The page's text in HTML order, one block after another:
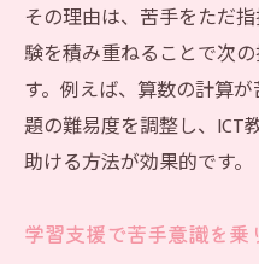
その理由は、苦手をただ
験を積み重ねることで次
す。例えば、算数の計算
題の難易度を調整し、ICT
助ける方法が効果的です。
学習支援で苦手意識を乗